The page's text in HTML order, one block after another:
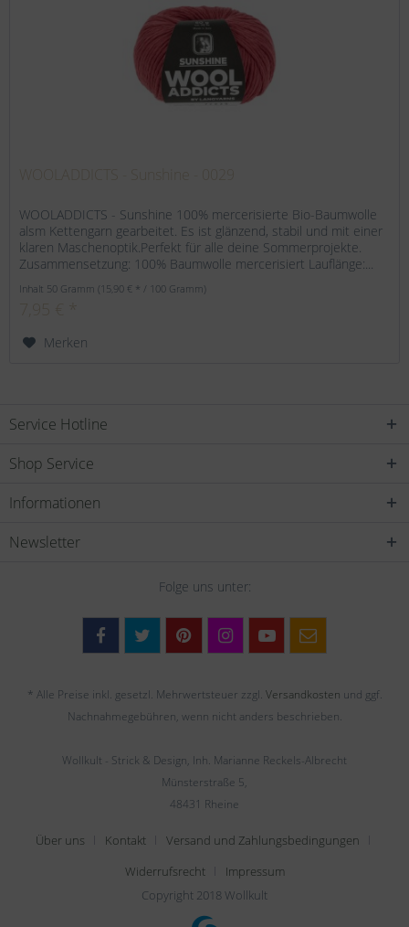
WOOLADDICTS - Sunshine 100% mercerisierte Bio-Baumwolle
alsm Kettengarn gearbeitet. Es ist glänzend, stabil und mit einer
klaren Maschenoptik.Perfekt für alle deine Sommerprojekte.
Zusammensetzung: 100% Baumwolle mercerisiert Lauflänge:...
Inhalt 50 Gramm(15,90 € * / 100 Gramm)
Merken
Service Hotline
Shop Service
Informationen
Newsletter
Folge uns unter:
* Alle Preise inkl. gesetzl. Mehrwertsteuer zzgl. Versandkosten und ggf.
Nachnahmegebühren, wenn nicht anders beschrieben.
Wollkult - Strick & Design, Inh. Marianne Reckels-Albrecht
Münsterstraße 5,
48431 Rheine
Über uns Kontakt
Versand und Zahlungsbedingungen
Widerrufsrecht
Impressum
Copyright 2018 Wollkult